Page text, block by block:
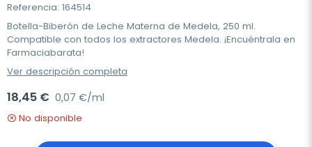
Referencia: 164514
Botella-Biberón de Leche Materna de Medela, 250 ml.
Compatible con todos los extractores Medela. ¡Encuéntrala en
Farmaciabarata!
Ver descripción completa
18,45 € 0,07 €/ml
No disponible